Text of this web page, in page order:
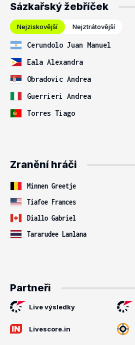
Sázkařský žebříček
Nejziskovější Nejztrátovější
Cerundolo Juan Manuel
Eala Alexandra
Obradovic Andrea
Guerrieri Andrea
Torres Tiago
Zranění hráči
Minnen Greetje
Tiafoe Frances
Diallo Gabriel
Tararudee Lanlana
Partneři
Live výsledky
Livescore.in